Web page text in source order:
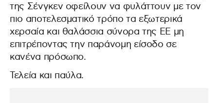
της Σένγκεν οφείλουν να φυλάττουν με τον
πιο αποτελεσματικό τρόπο τα εξωτερικά
χερσαία και θαλάσσια σύνορα της ΕΕ μη
επιτρέποντας την παράνομη είσοδο σε
κανένα πρόσωπο.
Τελεία και παύλα.